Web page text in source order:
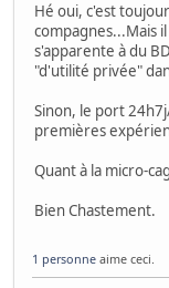
Hé oui, c'est
compagnes...Mais
s'apparente à du
"d'utilité privée"
Sinon, le port
premières
Quant à la micro-
Bien Chastement.
1 personne aime ceci.